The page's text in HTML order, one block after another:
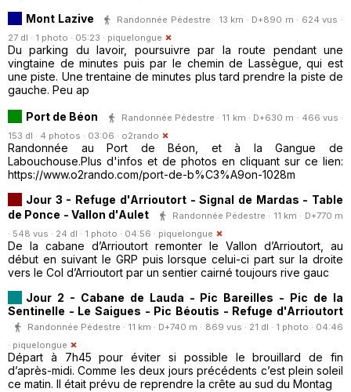
Mont Lazive
Randonnée Pédestre · 13 km · D+890 m · 624 vus ·
27 dl · 1 photo · 05:23 · piquelongue
Du parking du lavoir, poursuivre par la route pendant une
vingtaine de minutes puis par le chemin de Lassègue, qui est
une piste. Une trentaine de minutes plus tard prendre la piste de
gauche. Peu ap
Port de Béon
Randonnée Pédestre · 11 km · D+630 m · 466 vus ·
153 dl · 4 photos · 03:06 · o2rando
Randonnée au Port de Béon, et à la Gangue de
Labouchouse.Plus d'infos et de photos en cliquant sur ce lien:
https://www.o2rando.com/port-de-b%C3%A9on-1028m
Jour 3 - Refuge d'Arrioutort - Signal de Mardas - Table
de Ponce - Vallon d'Aulet
Randonnée Pédestre · 11 km · D+770 m
· 548 vus · 24 dl · 1 photo · 04:56 · piquelongue
De la cabane d’Arrioutort remonter le Vallon d’Arrioutort, au
début en suivant le GRP puis lorsque celui-ci part sur la droite
vers le Col d’Arrioutort par un sentier cairné toujours rive gauc
Jour 2 - Cabane de Lauda - Pic Bareilles - Pic de la
Sentinelle - Le Saigues - Pic Béoutis - Refuge d'Arrioutort
Randonnée Pédestre · 11 km · D+740 m · 869 vus · 21 dl · 1 photo · 04:46
· piquelongue
Départ à 7h45 pour éviter si possible le brouillard de fin
d’après-midi. Comme les deux jours précédents c’est plein soleil
ce matin. Il était prévu de reprendre la crête au sud du Montag